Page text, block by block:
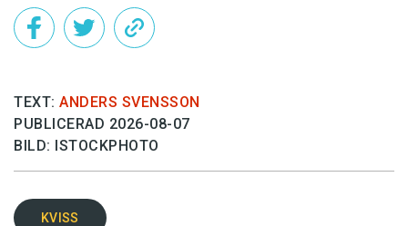
TEXT: ANDERS SVENSSON
PUBLICERAD 2026-08-07
BILD: ISTOCKPHOTO
KVISS